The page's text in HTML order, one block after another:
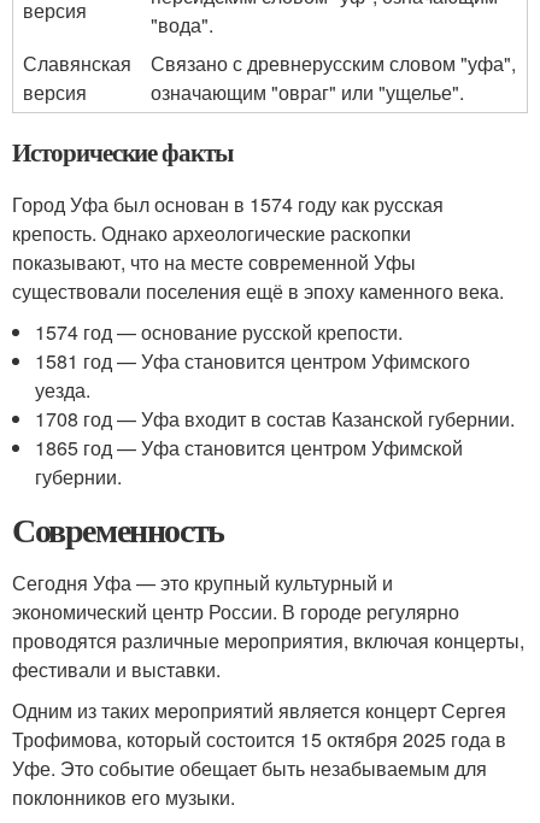
версия
"вода".
Славянская
версия
Связано с древнерусским словом "уфа",
означающим "овраг" или "ущелье".
Исторические факты
Город Уфа был основан в 1574 году как русская
крепость. Однако археологические раскопки
показывают, что на месте современной Уфы
существовали поселения ещё в эпоху каменного века.
1574 год — основание русской крепости.
1581 год — Уфа становится центром Уфимского
уезда.
1708 год — Уфа входит в состав Казанской губернии.
1865 год — Уфа становится центром Уфимской
губернии.
Современность
Сегодня Уфа — это крупный культурный и
экономический центр России. В городе регулярно
проводятся различные мероприятия, включая концерты,
фестивали и выставки.
Одним из таких мероприятий является концерт Сергея
Трофимова, который состоится 15 октября 2025 года в
Уфе. Это событие обещает быть незабываемым для
поклонников его музыки.